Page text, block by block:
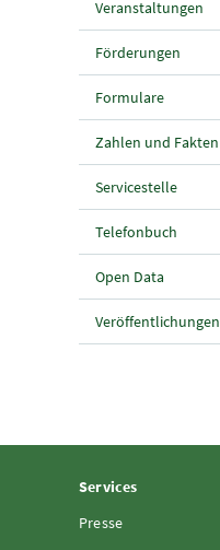
Veranstaltungen
Förderungen
Formulare
Zahlen und Fakten
Servicestelle
Telefonbuch
Open Data
Veröffentlichungen
Services
Presse